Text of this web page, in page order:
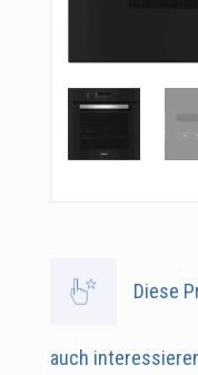
Diese
auch